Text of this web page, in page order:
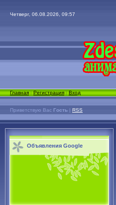
Четверг, 06.08.2026, 09:57
Главная|Регистрация|Вход
Приветствую Вас Гость | RSS
Объявления Google